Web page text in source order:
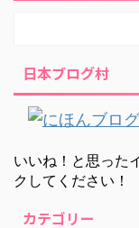
日本ブログ村
いいね！と思った
クしてください！
カテゴリー